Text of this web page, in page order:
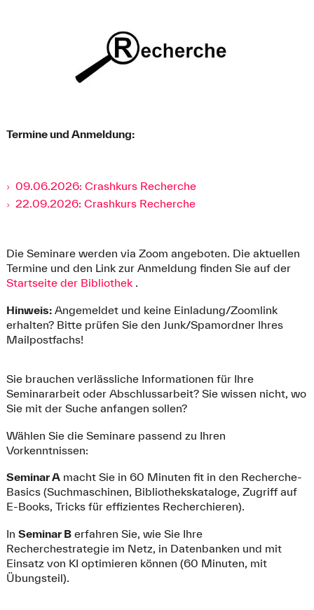
Termine und Anmeldung:
09.06.2026: Crashkurs Recherche
22.09.2026: Crashkurs Recherche
Die Seminare werden via Zoom angeboten. Die aktuellen
Termine und den Link zur Anmeldung finden Sie auf der
Startseite der Bibliothek.
Hinweis:Angemeldet und keine Einladung/Zoomlink
erhalten? Bitte prüfen Sie den Junk/Spamordner Ihres
Mailpostfachs!
Sie brauchen verlässliche Informationen für Ihre
Seminararbeit oder Abschlussarbeit? Sie wissen nicht, wo
Sie mit der Suche anfangen sollen?
Wählen Sie die Seminare passend zu Ihren
Vorkenntnissen:
Seminar Amacht Sie in 60 Minuten fit in den Recherche-
Basics (Suchmaschinen, Bibliothekskataloge, Zugriff auf
E-Books, Tricks für effizientes Recherchieren).
In Seminar Berfahren Sie, wie Sie Ihre
Recherchestrategie im Netz, in Datenbanken und mit
Einsatz von KI optimieren können (60 Minuten, mit
Übungsteil).